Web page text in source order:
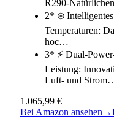
R290-
2* ❄️
Temperaturen:
hoc…
3* ⚡ Dual-
Leistung:
Luft- und
1.065,99 €
Bei Amazon ansehen →